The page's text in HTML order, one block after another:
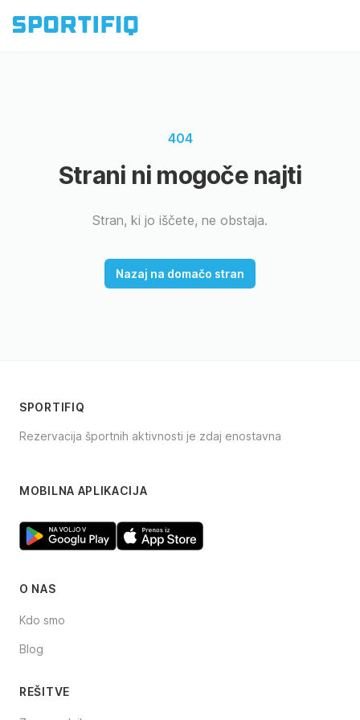
404
Strani ni mogoče najti
Stran, ki jo iščete, ne obstaja.
Nazaj na domačo stran
SPORTIFIQ
Rezervacija športnih aktivnosti je zdaj enostavna
MOBILNA APLIKACIJA
O NAS
Kdo smo
Blog
REŠITVE